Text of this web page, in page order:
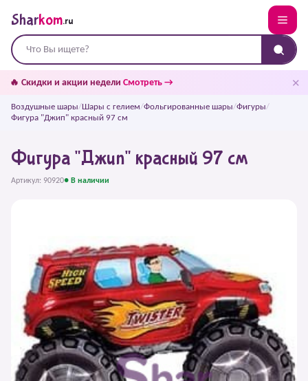
Sharkom.ru
🔥 Скидки и акции недели Смотреть → ✕
Воздушные шары/Шары с гелием/Фольгированные шары/Фигуры/
Фигура "Джип" красный 97 см
Фигура "Джип" красный 97 см
Артикул: 90920● В наличии